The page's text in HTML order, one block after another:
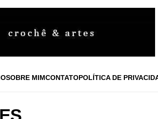
SOBRE MIMCONTATOPOLÍTICA DE